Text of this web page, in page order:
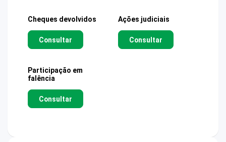
Cheques devolvidos
Consultar
Ações judiciais
Consultar
Participação em
falência
Consultar